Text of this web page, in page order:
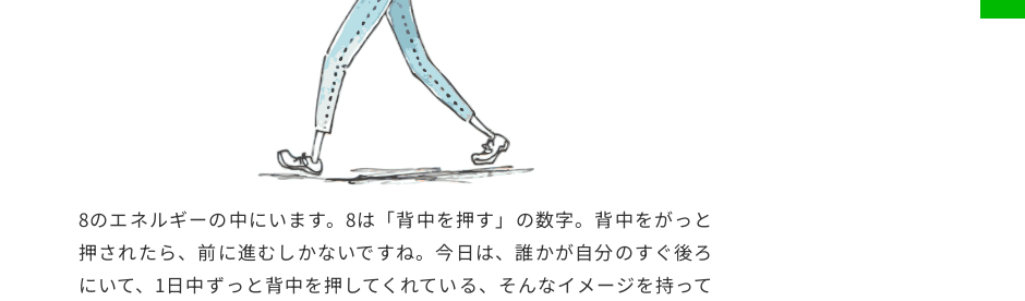
8のエネルギーの中にいます。8は「背中を押す」の数字。背中をがっと
押されたら、前に進むしかないですね。今日は、誰かが自分のすぐ後ろ
にいて、1日中ずっと背中を押してくれている、そんなイメージを持って